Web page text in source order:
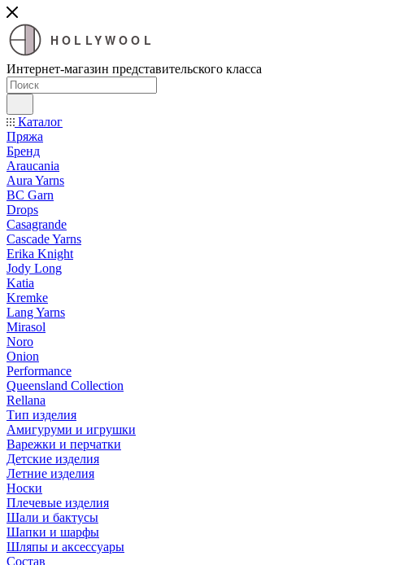
HOLLYWOOL
Интернет-магазин представительского класса
Каталог
Пряжа
Бренд
Araucania
Aura Yarns
BC Garn
Drops
Casagrande
Cascade Yarns
Erika Knight
Jody Long
Katia
Kremke
Lang Yarns
Mirasol
Noro
Onion
Performance
Queensland Collection
Rellana
Тип изделия
Амигуруми и игрушки
Варежки и перчатки
Детские изделия
Летние изделия
Носки
Плечевые изделия
Шали и бактусы
Шапки и шарфы
Шляпы и аксессуары
Состав